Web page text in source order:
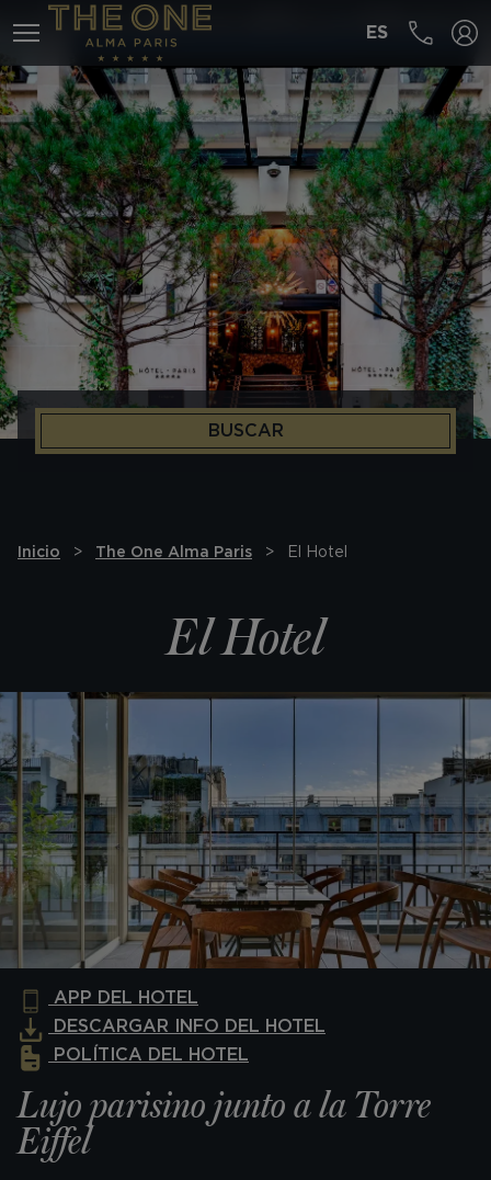
MENÚ ES
BUSCAR
Inicio The One Alma Paris El Hotel
El Hotel
APP DEL HOTEL
DESCARGAR INFO DEL HOTEL
POLÍTICA DEL HOTEL
Lujo parisino junto a la Torre
Eiffel